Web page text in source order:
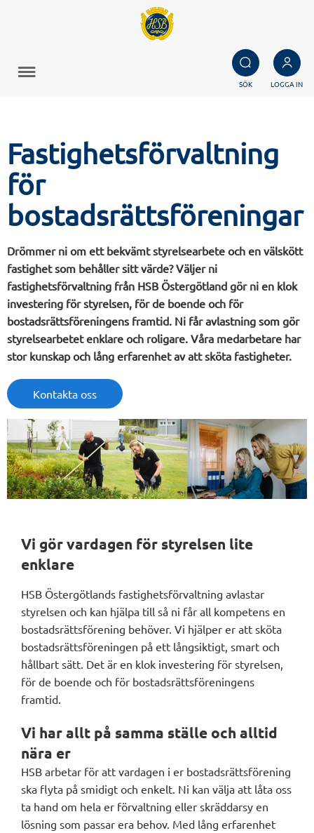
SÖK LOGGA IN
Fastighetsförvaltning
för
bostadsrättsföreningar
Drömmer ni om ett bekvämt styrelsearbete och en välskött
fastighet som behåller sitt värde? Väljer ni
fastighetsförvaltning från HSB Östergötland gör ni en klok
investering för styrelsen, för de boende och för
bostadsrättsföreningens framtid. Ni får avlastning som gör
styrelsearbetet enklare och roligare. Våra medarbetare har
stor kunskap och lång erfarenhet av att sköta fastigheter.
Kontakta oss
Vi gör vardagen för styrelsen lite
enklare
HSB Östergötlands fastighetsförvaltning avlastar
styrelsen och kan hjälpa till så ni får all kompetens en
bostadsrättsförening behöver. Vi hjälper er att sköta
bostadsrättsföreningen på ett långsiktigt, smart och
hållbart sätt. Det är en klok investering för styrelsen,
för de boende och för bostadsrättsföreningens
framtid.
Vi har allt på samma ställe och alltid
nära er
HSB arbetar för att vardagen i er bostadsrättsförening
ska flyta på smidigt och enkelt. Ni kan välja att låta oss
ta hand om hela er förvaltning eller skräddarsy en
lösning som passar era behov. Med lång erfarenhet